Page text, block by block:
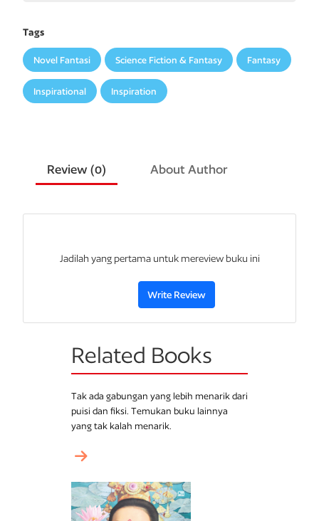
Irlandia sedang runtuh, terjerat dalam cengkeraman
pemerintahan yang perlahan bergerak menuju tirani.
Sementara kehidupan yang dikenalnya dan orang-orang yang
disayanginya lenyap satu per satu, Eilish harus berhadapan
dengan keadaan di negerinya yang kini bagaikan negara
Novel ini ditulis dalam paragraf-paragraf panjang, tanpa tanda
Tags
Novel Fantasi Science Fiction & Fantasy Fantasy
Inspirational Inspiration
Review (0) About Author
Jadilah yang pertama untuk mereview buku ini
Write Review
Related Books
Tak ada gabungan yang lebih menarik dari
puisi dan fiksi. Temukan buku lainnya
yang tak kalah menarik.